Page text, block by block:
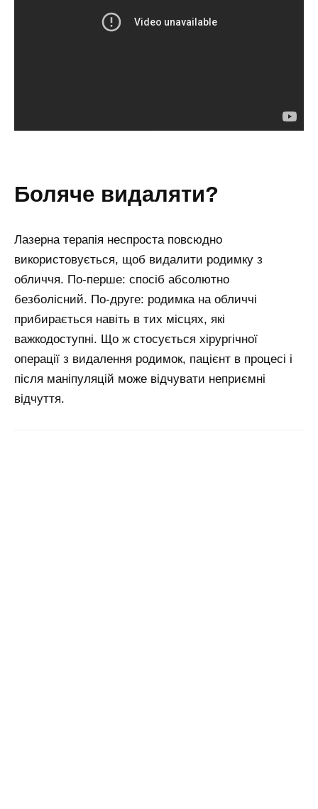
боляче видаляти?
Лазерна терапія неспроста повсюдно
використовується, щоб видалити родимку з
обличчя. По-перше: спосіб абсолютно
безболісний. По-друге: родимка на обличчі
прибирається навіть в тих місцях, які
важкодоступні. Що ж стосується хірургічної
операції з видалення родимок, пацієнт в процесі і
після маніпуляцій може відчувати неприємні
відчуття.